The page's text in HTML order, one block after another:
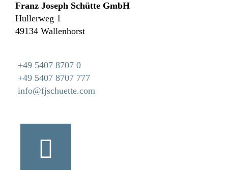
Franz Joseph Schütte GmbH
Hullerweg 1
49134 Wallenhorst
+49 5407 8707 0
+49 5407 8707 777
info@fjschuette.com